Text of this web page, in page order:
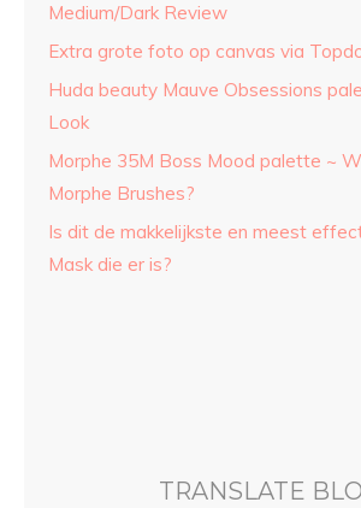
Medium/Dark Review
Extra grote foto op canvas via
Huda beauty Mauve Obsessions
Look
Morphe 35M Boss Mood palette ~
Morphe Brushes?
Is dit de makkelijkste en meest
Mask die er is?
TRANSLATE